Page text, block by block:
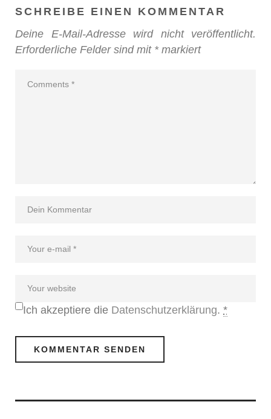
SCHREIBE EINEN KOMMENTAR
Deine E-Mail-Adresse wird nicht veröffentlicht.
Erforderliche Felder sind mit *markiert
Ich akzeptiere die Datenschutzerklärung. *